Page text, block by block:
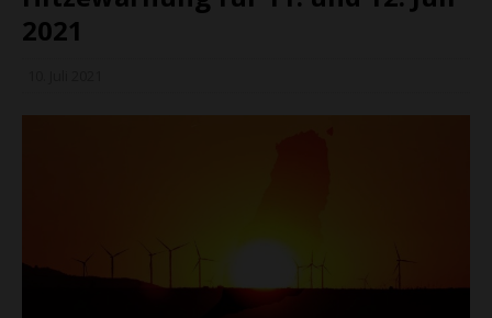
2021